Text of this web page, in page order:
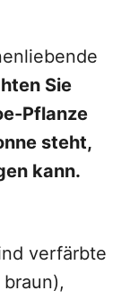
Sie
Pflanze
steht,
kann.
verfärbte